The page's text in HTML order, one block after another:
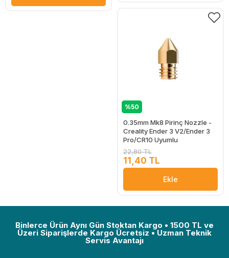
%50
0.35mm Mk8 Pirinç Nozzle -
Creality Ender 3 V2/Ender 3
Pro/CR10 Uyumlu
22,80 TL
11,40 TL
Ekle
Binlerce Ürün Aynı Gün Stoktan Kargo • 1500 TL ve
Üzeri Siparişlerde Kargo Ücretsiz • Uzman Teknik
Servis Avantajı